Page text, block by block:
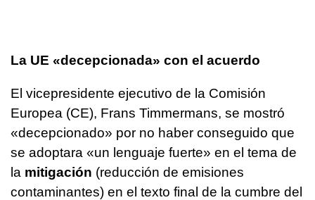
La UE «decepcionada» con el acuerdo
El vicepresidente ejecutivo de la Comisión
Europea (CE), Frans Timmermans, se mostró
«decepcionado» por no haber conseguido que
se adoptara «un lenguaje fuerte» en el tema de
la mitigación (reducción de emisiones
contaminantes) en el texto final de la cumbre del